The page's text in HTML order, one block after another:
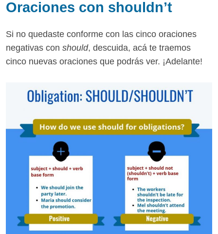
Oraciones con shouldn’t
Si no quedaste conforme con las cinco oraciones
negativas con should, descuida, acá te traemos
cinco nuevas oraciones que podrás ver. ¡Adelante!